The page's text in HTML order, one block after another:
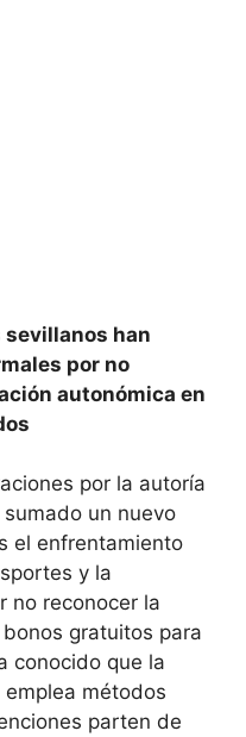
han
por no
autonómica en
por la autoría
un nuevo
el enfrentamiento
y la
no reconocer la
gratuitos para
conocido que la
métodos
parten de